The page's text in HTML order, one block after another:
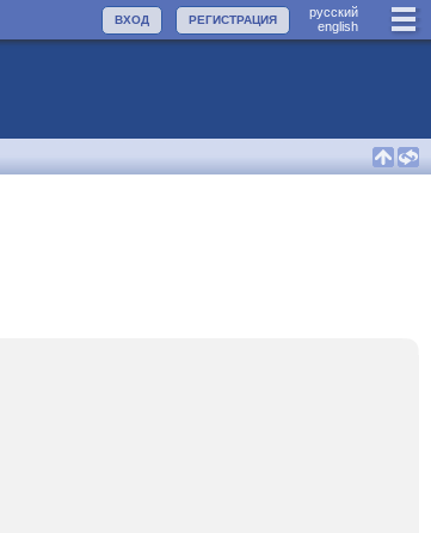
руccкий
english
РЕГИСТРАЦИЯ
ВХОД